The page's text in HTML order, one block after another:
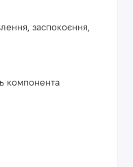
заспокоєння,
компонента